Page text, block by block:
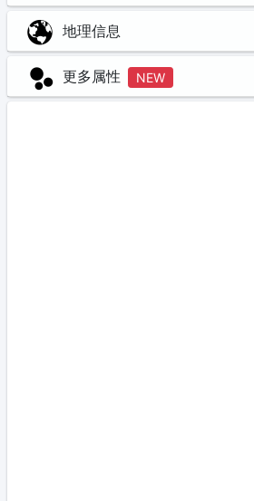
地理信息
更多属性 NEW